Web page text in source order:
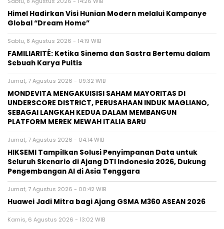
Himel Hadirkan Visi Hunian Modern melalui Kampanye
Global “Dream Home”
Sabtu, 8 Agustus 2026 - 14:19 WIB
FAMILIARITÉ: Ketika Sinema dan Sastra Bertemu dalam
Sebuah Karya Puitis
Jumat, 7 Agustus 2026 - 09:32 WIB
MONDEVITA MENGAKUISISI SAHAM MAYORITAS DI
UNDERSCORE DISTRICT, PERUSAHAAN INDUK MAGLIANO,
SEBAGAI LANGKAH KEDUA DALAM MEMBANGUN
PLATFORM MEREK MEWAH ITALIA BARU
Jumat, 7 Agustus 2026 - 04:14 WIB
HIKSEMI Tampilkan Solusi Penyimpanan Data untuk
Seluruh Skenario di Ajang DTI Indonesia 2026, Dukung
Pengembangan AI di Asia Tenggara
Jumat, 7 Agustus 2026 - 00:42 WIB
Huawei Jadi Mitra bagi Ajang GSMA M360 ASEAN 2026
Kamis, 6 Agustus 2026 - 13:02 WIB